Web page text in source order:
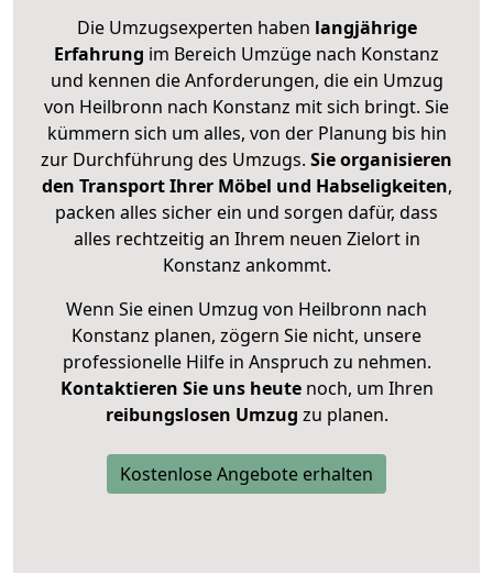
Die Umzugsexperten haben langjährige
Erfahrung im Bereich Umzüge nach Konstanz
und kennen die Anforderungen, die ein Umzug
von Heilbronn nach Konstanz mit sich bringt. Sie
kümmern sich um alles, von der Planung bis hin
zur Durchführung des Umzugs. Sie organisieren
den Transport Ihrer Möbel und Habseligkeiten,
packen alles sicher ein und sorgen dafür, dass
alles rechtzeitig an Ihrem neuen Zielort in
Konstanz ankommt.
Wenn Sie einen Umzug von Heilbronn nach
Konstanz planen, zögern Sie nicht, unsere
professionelle Hilfe in Anspruch zu nehmen.
Kontaktieren Sie uns heutenoch, um Ihren
reibungslosen Umzug zu planen.
Kostenlose Angebote erhalten